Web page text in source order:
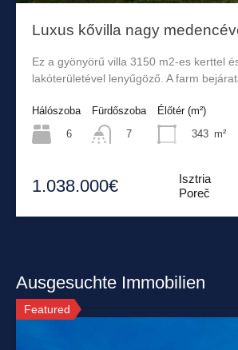
Luxus kővilla nagy
Ez a gyönyörű villa 3150 m2-es kerttel
lakóterületével lenyűgöző. A farm
Hálószoba
6
Fürdőszoba
7
Élőtér (m²)
343 m²
1.038.000€
Isztria
Poreč
Ausgesuchte Immobilien
Featured